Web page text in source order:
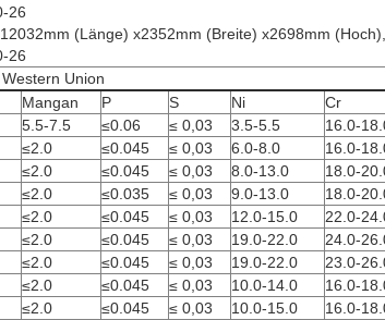
26
(Länge) x2352mm (Breite) x2698mm
26
Union
Mangan P S Ni Cr
5.5-7.5 ≤0.06 ≤ 0,03 3.5-5.5 16.0-
≤2.0 ≤0.045 ≤ 0,03 6.0-8.0 16.0-
≤2.0 ≤0.045 ≤ 0,03 8.0-13.0 18.0-
≤2.0 ≤0.035 ≤ 0,03 9.0-13.0 18.0-
≤2.0 ≤0.045 ≤ 0,03 12.0-15.0 22.0-
≤2.0 ≤0.045 ≤ 0,03 19.0-22.0 24.0-
≤2.0 ≤0.045 ≤ 0,03 19.0-22.0
23.0-
≤2.0 ≤0.045 ≤ 0,03 10.0-14.0 16.0-
≤2.0 ≤0.045 ≤ 0,03 10.0-15.0 16.0-